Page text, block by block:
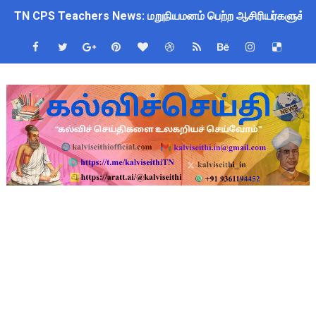
TN CPS Teachers News: மறுநியமனம் பெற்ற
TN Teachers Leave Rules: மருத்துவ விடுப்பு எடுக்கும்
TN Budget Assembly Schedule 2026: பள்ளிக்கல்வித்துறை
ஆசிரியர்கள் கவனத்திற்கு! Census 2027 Duty: 28 மாவட்ட
நாமக்கல் மாவட்டம்: மக்கள் தொகை கணக்கெடுப்பு 2027 -